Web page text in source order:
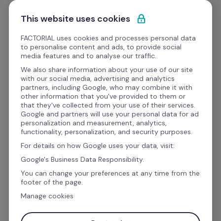
Ir al contenido
Empieza gratis
El software de recursos
humanos y finanzas para
la gestión empresarial
Gestiona las vacaciones, ausencias, el talento,
las finanzas y la nómina con Factorial. El
software de gestión con
IA que automatiza
las tareas administrativas para que puedas
centrarte en lo que realmente importa: las
personas.
This website uses cookies
FACTORIAL uses cookies and processes personal data
to personalise content and ads, to provide social
media features and to analyse our traffic.
We also share information about your use of our site
with our social media, advertising and analytics
partners, including Google, who may combine it with
other information that you've provided to them or
that they've collected from your use of their services.
Google and partners will use your personal data for ad
personalization and measurement, analytics,
functionality, personalization, and security purposes.
For details on how Google uses your data, visit:
Google's Business Data Responsibility.
You can change your preferences at any time from the
footer of the page.
Manage cookies